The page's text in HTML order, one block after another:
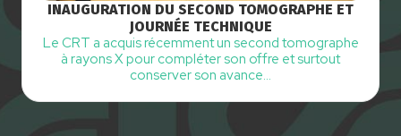
INAUGURATION DU SECOND TOMOGRAPHE ET
JOURNÉE TECHNIQUE
Le CRT a acquis récemment un second tomographe
à rayons X pour compléter son offre et surtout
conserver son avance…